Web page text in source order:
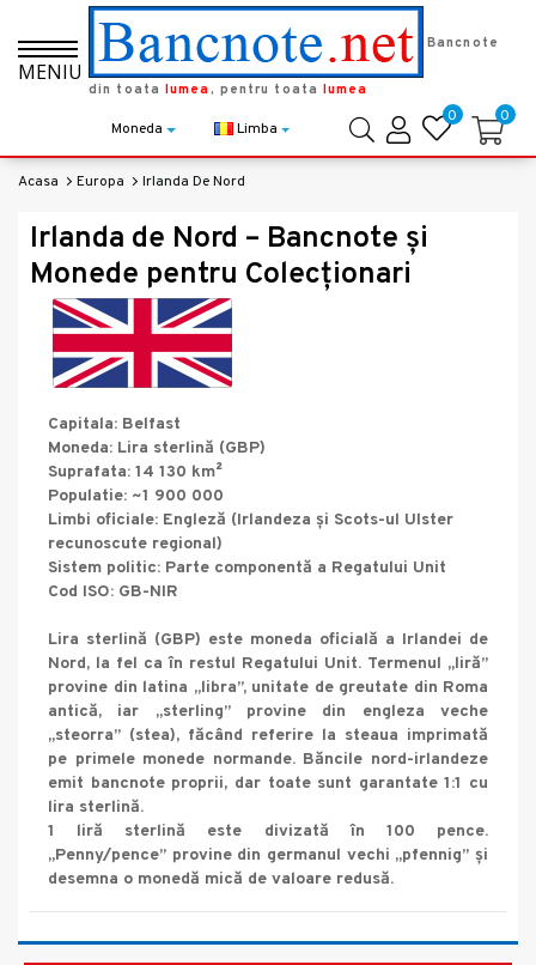
MENIU
Bancnote
din toata lumea , pentru toata lumea
Moneda Limba
0 0
Acasa Europa Irlanda De Nord
Irlanda de Nord – Bancnote și
Monede pentru Colecționari
Capitala: Belfast
Moneda: Lira sterlină (GBP)
Suprafata: 14 130 km²
Populatie: ~1 900 000
Limbi oficiale: Engleză (Irlandeza și Scots-ul Ulster
recunoscute regional)
Sistem politic: Parte componentă a Regatului Unit
Cod ISO: GB-NIR
Lira sterlină (GBP) este moneda oficială a Irlandei de
Nord, la fel ca în restul Regatului Unit. Termenul „liră”
provine din latina „libra”, unitate de greutate din Roma
antică, iar „sterling” provine din engleza veche
„steorra” (stea), făcând referire la steaua imprimată
pe primele monede normande. Băncile nord-irlandeze
emit bancnote proprii, dar toate sunt garantate 1:1 cu
lira sterlină.
1 liră sterlină este divizată în 100 pence.
„Penny/pence” provine din germanul vechi „pfennig” și
desemna o monedă mică de valoare redusă.